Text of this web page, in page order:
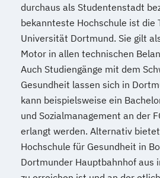
durchaus als Studentenstadt
bekannteste Hochschule ist die
Universität Dortmund. Sie gilt
Motor in allen technischen
Auch Studiengänge mit dem
Gesundheit lassen sich in
kann beispielsweise ein
und Sozialmanagement an der
erlangt werden. Alternativ
Hochschule für Gesundheit in
Dortmunder Hauptbahnhof aus